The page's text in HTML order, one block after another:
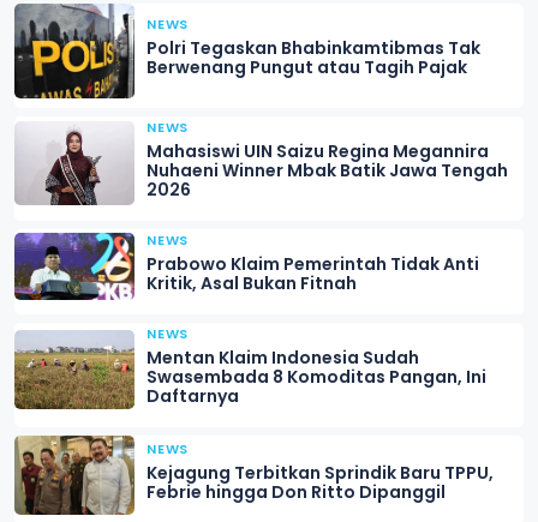
NEWS
Polri Tegaskan Bhabinkamtibmas Tak
Berwenang Pungut atau Tagih Pajak
NEWS
Mahasiswi UIN Saizu Regina Megannira
Nuhaeni Winner Mbak Batik Jawa Tengah
2026
NEWS
Prabowo Klaim Pemerintah Tidak Anti
Kritik, Asal Bukan Fitnah
NEWS
Mentan Klaim Indonesia Sudah
Swasembada 8 Komoditas Pangan, Ini
Daftarnya
NEWS
Kejagung Terbitkan Sprindik Baru TPPU,
Febrie hingga Don Ritto Dipanggil